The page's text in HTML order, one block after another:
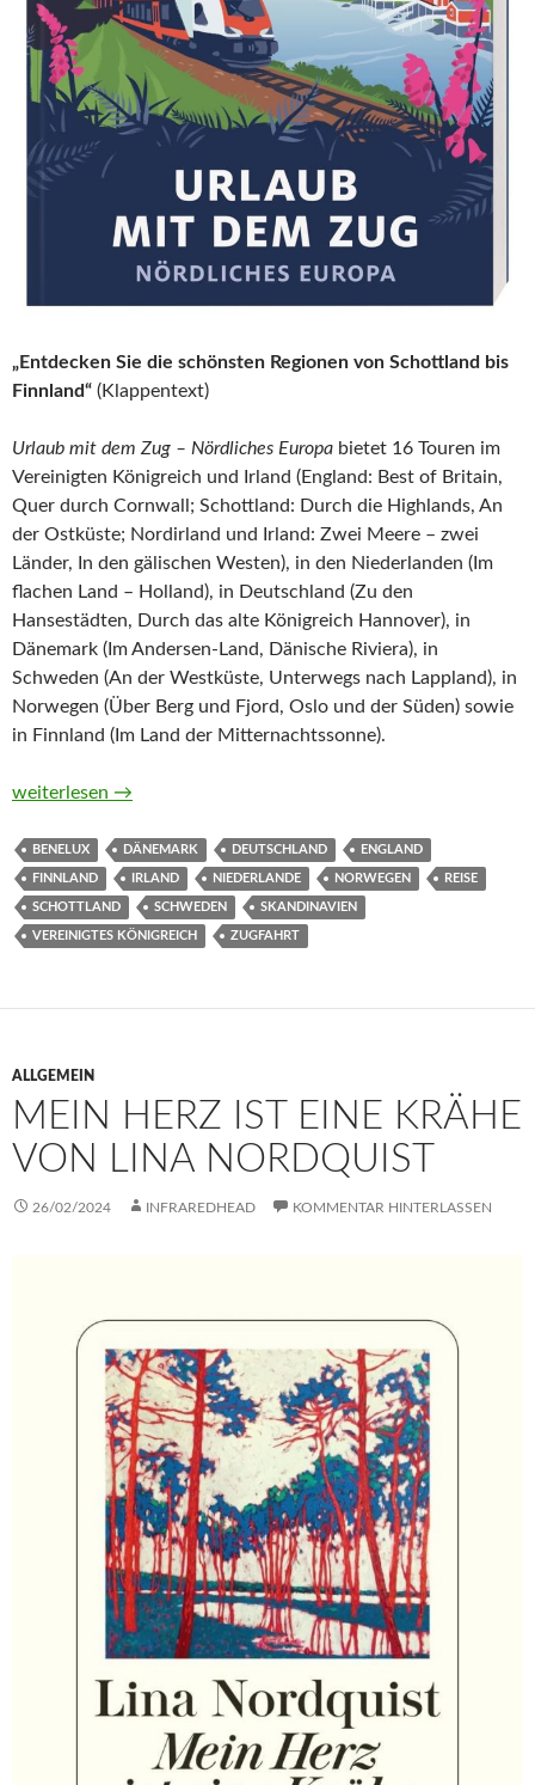
„Entdecken Sie die schönsten Regionen von Schottland bis
Finnland“ (Klappentext)
Urlaub mit dem Zug – Nördliches Europa bietet 16 Touren im
Vereinigten Königreich und Irland (England: Best of Britain,
Quer durch Cornwall; Schottland: Durch die Highlands, An
der Ostküste; Nordirland und Irland: Zwei Meere – zwei
Länder, In den gälischen Westen), in den Niederlanden (Im
flachen Land – Holland), in Deutschland (Zu den
Hansestädten, Durch das alte Königreich Hannover), in
Dänemark (Im Andersen-Land, Dänische Riviera), in
Schweden (An der Westküste, Unterwegs nach Lappland), in
Norwegen (Über Berg und Fjord, Oslo und der Süden) sowie
in Finnland (Im Land der Mitternachtssonne).
Urlaub mit dem Zug – Nördliches Europa
weiterlesen →
BENELUX DÄNEMARK DEUTSCHLAND ENGLAND
FINNLAND IRLAND NIEDERLANDE NORWEGEN REISE
SCHOTTLAND SCHWEDEN SKANDINAVIEN
VEREINIGTES KÖNIGREICH ZUGFAHRT
ALLGEMEIN
MEIN HERZ IST EINE KRÄHE
VON LINA NORDQUIST
26/02/2024 INFRAREDHEAD KOMMENTAR HINTERLASSEN